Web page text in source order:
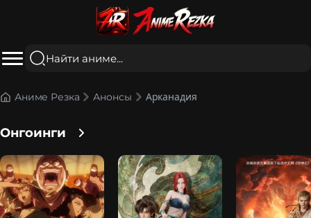
Аниме Резка Анонсы Арканадия
Онгоинги